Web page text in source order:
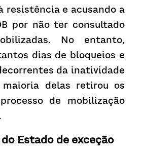
resistência e acusando a
por não ter consultado
No entanto,
dias de bloqueios e
da inatividade
maioria delas retirou os
de mobilização
Estado de exceção